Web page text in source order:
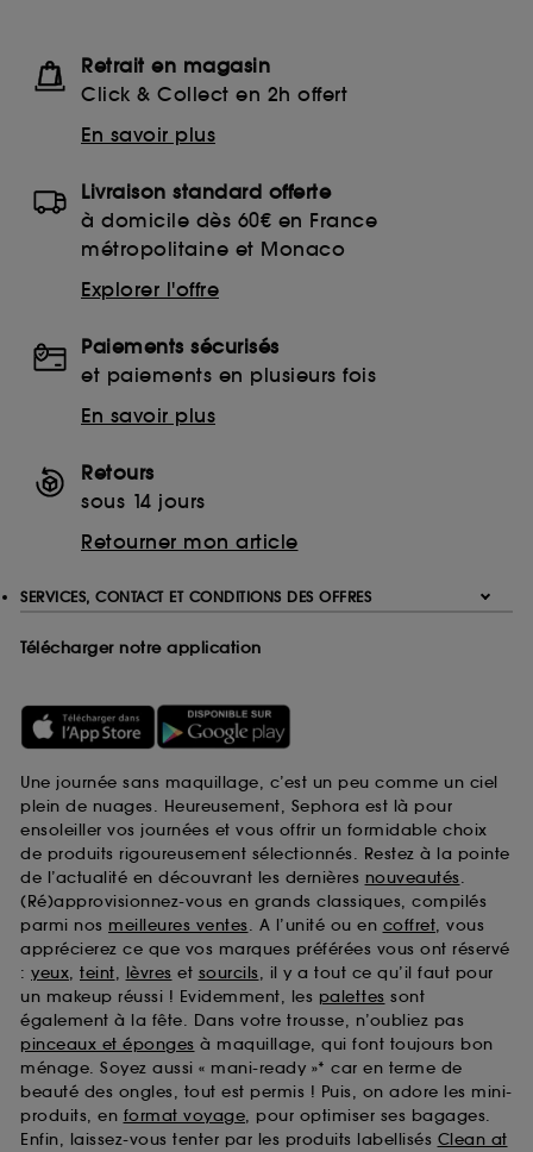
Retrait en magasin
Click & Collect en 2h offert
En savoir plus
Livraison standard offerte
à domicile dès 60€ en France
métropolitaine et Monaco
Explorer l'offre
Paiements sécurisés
et paiements en plusieurs fois
En savoir plus
Retours
sous 14 jours
Retourner mon article
SERVICES, CONTACT ET CONDITIONS DES OFFRES
Télécharger notre application
Une journée sans maquillage, c’est un peu comme un ciel
plein de nuages. Heureusement, Sephora est là pour
ensoleiller vos journées et vous offrir un formidable choix
de produits rigoureusement sélectionnés. Restez à la pointe
de l’actualité en découvrant les dernières nouveautés.
(Ré)approvisionnez-vous en grands classiques, compilés
parmi nos meilleures ventes. A l’unité ou en coffret, vous
apprécierez ce que vos marques préférées vous ont réservé
: yeux, teint, lèvres et sourcils, il y a tout ce qu’il faut pour
un makeup réussi ! Evidemment, les palettes sont
également à la fête. Dans votre trousse, n’oubliez pas
pinceaux et éponges à maquillage, qui font toujours bon
ménage. Soyez aussi « mani-ready »* car en terme de
beauté des ongles, tout est permis ! Puis, on adore les mini-
produits, en format voyage, pour optimiser ses bagages.
Enfin, laissez-vous tenter par les produits labellisés Clean at